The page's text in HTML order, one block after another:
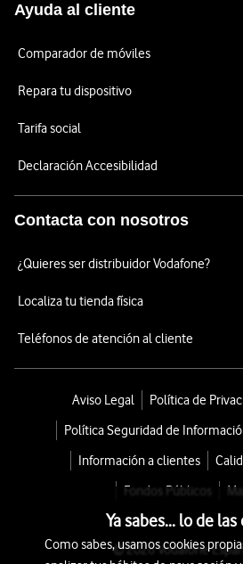
Ayuda al cliente
Comparador de móviles
Repara tu dispositivo
Tarifa social
Declaración Accesibilidad
Contacta con nosotros
¿Quieres ser distribuidor Vodafone?
Localiza tu tienda física
Teléfonos de atención al cliente
Aviso Legal
Política de
Política Seguridad de
Información a clientes
Fondos Públicos
© 2026 Vodafone
Ya sabes... lo de
Como sabes, usamos cookies